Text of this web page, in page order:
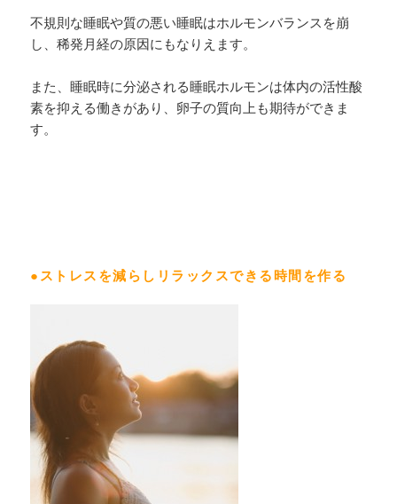
不規則な睡眠や質の悪い睡眠はホルモンバランスを崩
し、稀発月経の原因にもなりえます。
また、睡眠時に分泌される睡眠ホルモンは体内の活性酸
素を抑える働きがあり、卵子の質向上も期待ができま
す。
●ストレスを減らしリラックスできる時間を作る